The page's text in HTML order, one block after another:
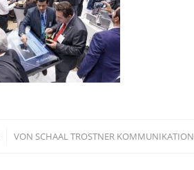
VON SCHAAL TROSTNER KOMMUNIKATION